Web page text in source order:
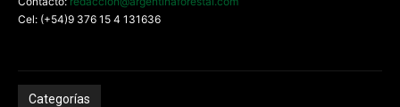
Cel: (+54)9 376 15 4 131636
Categorías